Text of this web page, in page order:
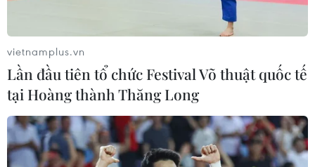
vietnamplus.vn
Lần đầu tiên tổ chức Festival Võ thuật quốc tế
tại Hoàng thành Thăng Long